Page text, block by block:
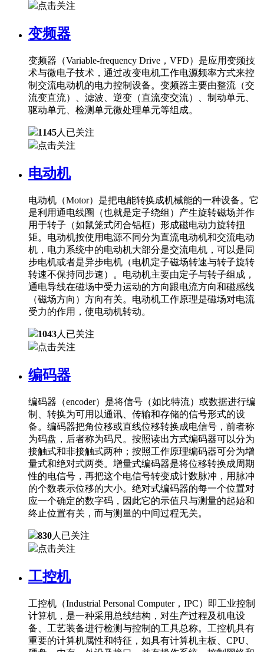
点击关注
变频器
变频器（Variable-frequency Drive，VFD）是应用变频技
术与微电子技术，通过改变电机工作电源频率方式来控
制交流电动机的电力控制设备。变频器主要由整流（交
流变直流）、滤波、逆变（直流变交流）、制动单元、
驱动单元、检测单元微处理单元等组成。
1145人已关注
点击关注
电动机
电动机（Motor）是把电能转换成机械能的一种设备。它
是利用通电线圈（也就是定子绕组）产生旋转磁场并作
用于转子（如鼠笼式闭合铝框）形成磁电动力旋转扭
矩。电动机按使用电源不同分为直流电动机和交流电动
机，电力系统中的电动机大部分是交流电机，可以是同
步电机或者是异步电机（电机定子磁场转速与转子旋转
转速不保持同步速）。电动机主要由定子与转子组成，
通电导线在磁场中受力运动的方向跟电流方向和磁感线
（磁场方向）方向有关。电动机工作原理是磁场对电流
受力的作用，使电动机转动。
1043人已关注
点击关注
编码器
编码器（encoder）是将信号（如比特流）或数据进行编
制、转换为可用以通讯、传输和存储的信号形式的设
备。编码器把角位移或直线位移转换成电信号，前者称
为码盘，后者称为码尺。按照读出方式编码器可以分为
接触式和非接触式两种；按照工作原理编码器可分为增
量式和绝对式两类。增量式编码器是将位移转换成周期
性的电信号，再把这个电信号转变成计数脉冲，用脉冲
的个数表示位移的大小。绝对式编码器的每一个位置对
应一个确定的数字码，因此它的示值只与测量的起始和
终止位置有关，而与测量的中间过程无关。
830人已关注
点击关注
工控机
工控机（Industrial Personal Computer，IPC）即工业控制
计算机，是一种采用总线结构，对生产过程及机电设
备、工艺装备进行检测与控制的工具总称。工控机具有
重要的计算机属性和特征，如具有计算机主板、CPU、